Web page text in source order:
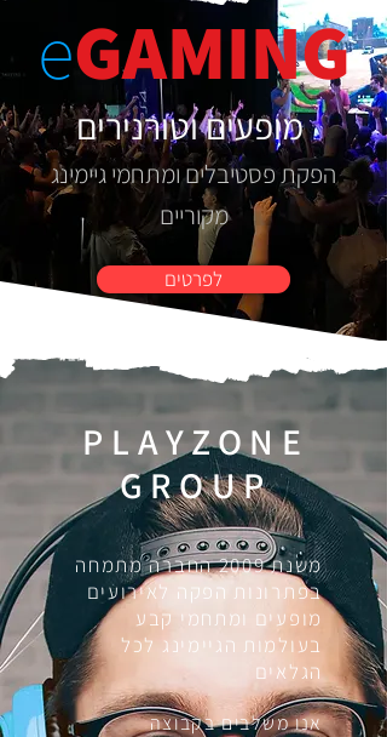
eGAMING
מופעים וטורנירים
הפקת פסטיבלים ומתחמי גיימינג
מקוריים
לפרטים
PLAYZONE
GROUP
משנת 2009 החברה מתמחה
בפתרונות הפקה לאירועים
מופעים ומתחמי קבע
בעולמות הגיימינג לכל
הגלאים
אנו משלבים בקבוצה